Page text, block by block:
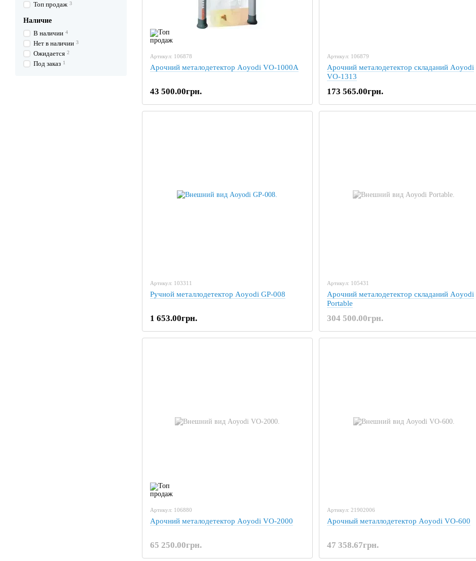
Артикул: 106878
Арочний металодетектор Aoyodi VO-1000A
43 500.00грн.
Артикул: 106879
Арочний металодетектор складаний Aoyodi
VO-1313
173 565.00грн.
Артикул: 103311
Ручной металлодетектор Aoyodi GP-008
1 653.00грн.
Артикул: 105431
Арочний металодетектор складаний Aoyodi
Portable
304 500.00грн.
Артикул: 106880
Арочний металодетектор Aoyodi VO-2000
65 250.00грн.
Артикул: 21902006
Арочный металлодетектор Aoyodi VO-600
47 358.67грн.
Топ продаж 3
Наличие
В наличии 4
Нет в наличии 3
Ожидается 2
Под заказ 1